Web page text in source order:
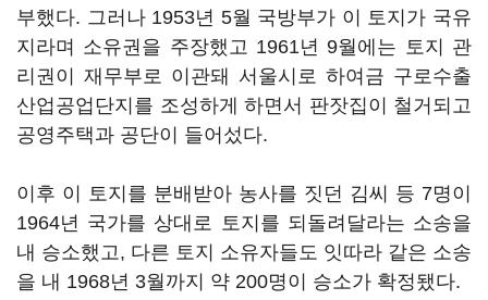
부했다. 그러나 1953년 5월 국방부가 이 토지가 국유
지라며 소유권을 주장했고 1961년 9월에는 토지 관
리권이 재무부로 이관돼 서울시로 하여금 구로수출
산업공업단지를 조성하게 하면서 판잣집이 철거되고
공영주택과 공단이 들어섰다.
이후 이 토지를 분배받아 농사를 짓던 김씨 등 7명이
1964년 국가를 상대로 토지를 되돌려달라는 소송을
내 승소했고, 다른 토지 소유자들도 잇따라 같은 소송
을 내 1968년 3월까지 약 200명이 승소가 확정됐다.